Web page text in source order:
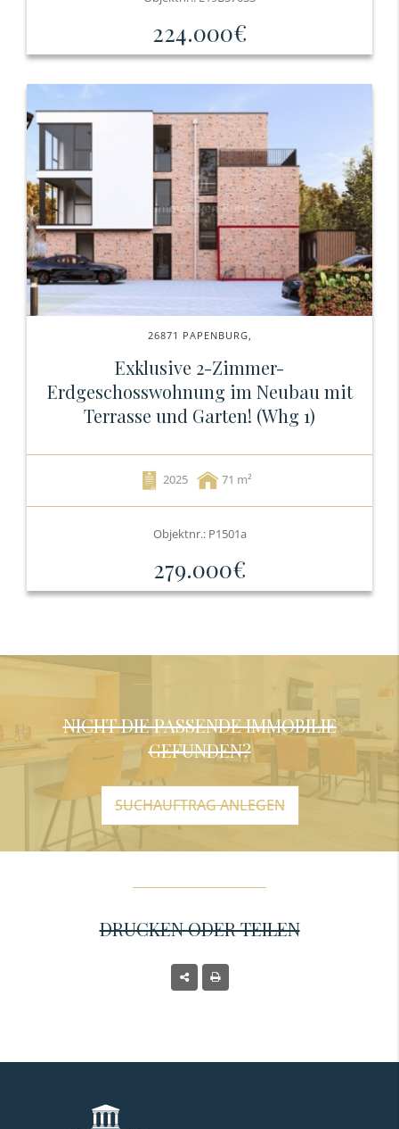
224.000€
26871 PAPENBURG,
Exklusive 2-Zimmer-
Erdgeschosswohnung im Neubau mit
Terrasse und Garten! (Whg 1)
2025 71
Objektnr.: P1501a
279.000€
NICHT DIE PASSENDE IMMOBILIE
GEFUNDEN?
SUCHAUFTRAG ANLEGEN
DRUCKEN ODER TEILEN